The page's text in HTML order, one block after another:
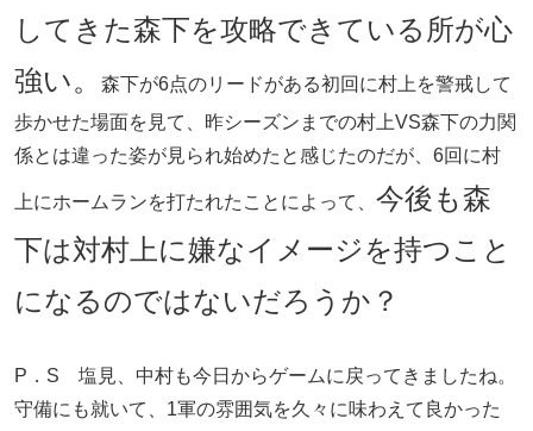
してきた森下を攻略できている所が心
強い。
森下が6点のリードがある初回に村上を警戒して
歩かせた場面を見て、昨シーズンまでの村上VS森下の力関
係とは違った姿が見られ始めたと感じたのだが、6回に村
上にホームランを打たれたことによって、 今後も森
下は対村上に嫌なイメージを持つこと
になるのではないだろうか？
P．S 塩見、中村も今日からゲームに戻ってきましたね。
守備にも就いて、1軍の雰囲気を久々に味わえて良かった